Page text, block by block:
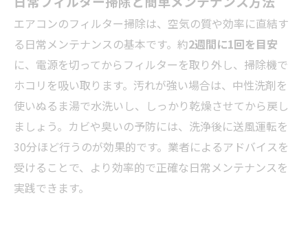
エアコンのフィルター掃除は、空気の質や効率に直結す
る日常メンテナンスの基本です。約2週間に1回を目安
に、電源を切ってからフィルターを取り外し、掃除機で
ホコリを吸い取ります。汚れが強い場合は、中性洗剤を
使いぬるま湯で水洗いし、しっかり乾燥させてから戻し
ましょう。カビや臭いの予防には、洗浄後に送風運転を
30分ほど行うのが効果的です。業者によるアドバイスを
受けることで、より効率的で正確な日常メンテナンスを
実践できます。